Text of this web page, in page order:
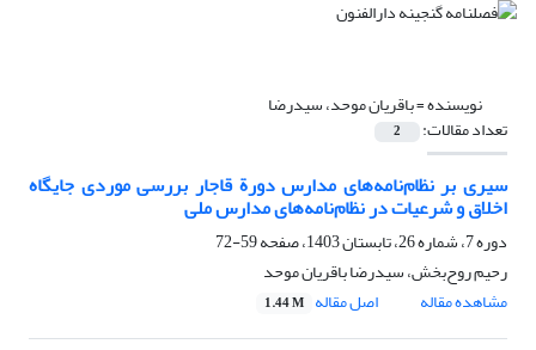
نویسنده =باقریان موحد، سیدرضا
تعداد مقالات: 2
سیری بر نظام‌نامه‌های مدارس دورة قاجار بررسی موردی جایگاه
اخلاق و شرعیات در نظام‌نامه‌های مدارس ملی
دوره 7، شماره 26، تابستان 1403، صفحه
59-72
رحیم روح‌بخش، سیدرضا باقریان موحد
مشاهده مقاله
اصل مقاله 1.44 M